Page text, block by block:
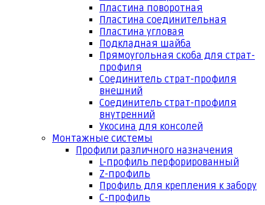
Пластина поворотная
Пластина соединительная
Пластина угловая
Подкладная шайба
Прямоугольная скоба для страт-
профиля
Соединитель страт-профиля
внешний
Соединитель страт-профиля
внутренний
Укосина для консолей
Монтажные системы
Профили различного назначения
L-профиль перфорированный
Z-профиль
Профиль для крепления к забору
С-профиль